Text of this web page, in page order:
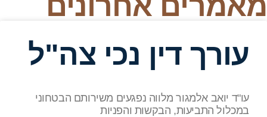
עורך דין נכי צה"ל
עו"ד יואב אלמגור מלווה נפגעים משירותם הבטחוני
במכלול התביעות, הבקשות והפניות